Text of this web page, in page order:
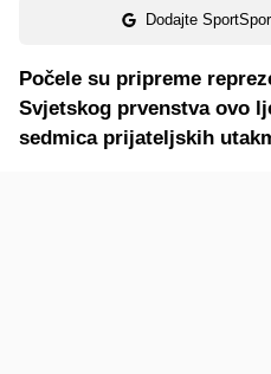
Dodajte
Počele su pripreme
Svjetskog prvenstva ovo
sedmica prijateljskih